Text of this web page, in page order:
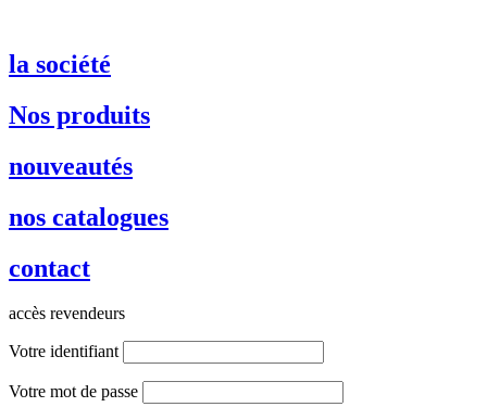
la société
Nos produits
nouveautés
nos catalogues
contact
accès revendeurs
Votre identifiant
Votre mot de passe